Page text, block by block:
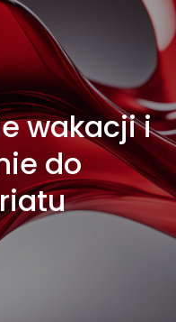
wakacji i
do